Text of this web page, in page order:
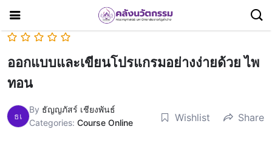
ออกแบบและเขียนโปรแกรมอย่างง่ายด้วย ไพ
ทอน
ธเ
By ธัญญภัสร์ เชียงพันธ์
Categories: Course Online Wishlist Share